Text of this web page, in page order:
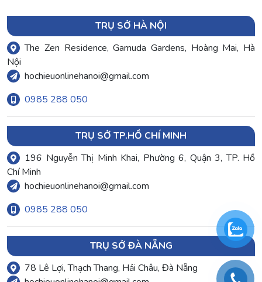
TRỤ SỞ HÀ NỘI
The Zen Residence, Gamuda Gardens, Hoàng Mai, Hà
Nội
hochieuonlinehanoi@gmail.com
0985 288 050
TRỤ SỞ TP.HỒ CHÍ MINH
196 Nguyễn Thị Minh Khai, Phường 6, Quận 3, TP. Hồ
Chí Minh
hochieuonlinehanoi@gmail.com
0985 288 050
TRỤ SỞ ĐÀ NẴNG
78 Lê Lợi, Thạch Thang, Hải Châu, Đà Nẵng